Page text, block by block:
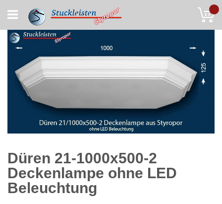
to
Content
Düren 21-1000x500-2
Deckenlampe ohne LED
Beleuchtung